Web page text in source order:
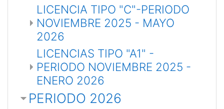
LICENCIA TIPO "C"-PERIODO
NOVIEMBRE 2025 - MAYO
2026
LICENCIAS TIPO "A1" -
PERIODO NOVIEMBRE 2025 -
ENERO 2026
PERIODO 2026